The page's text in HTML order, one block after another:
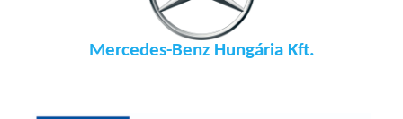
Mercedes-Benz Hungária Kft.